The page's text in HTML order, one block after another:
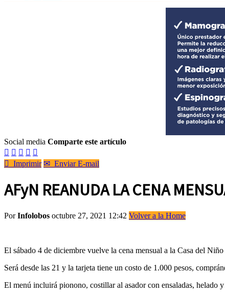
Social media Comparte este artículo
    
 Imprimir ✉ Enviar E-mail
AFyN REANUDA LA CENA
PorInfolobos octubre 27, 2021 12:42 Volver a la Home
El sábado 4 de diciembre vuelve la cena mensual a la Casa del
Será desde las 21 y la tarjeta tiene un costo de 1.000 pesos,
El menú incluirá pionono, costillar al asador con ensaladas, helado y